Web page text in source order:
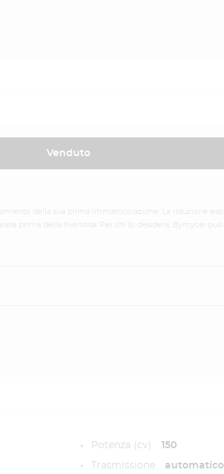
Venduto
della sua prima immatricolazione. La riduzione
prima della rivendita. Per chi lo desidera, Bymycar
Potenza (cv) 150
Trasmissione